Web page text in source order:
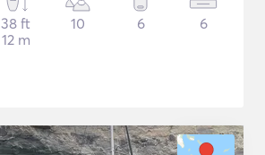
38 ft
12 m
10 6 6